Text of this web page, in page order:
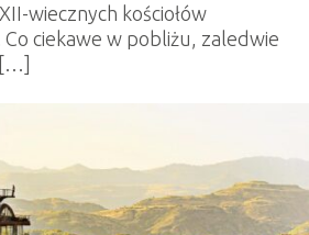
wiecznych kościołów
ciekawe w pobliżu, zaledwie
[…]